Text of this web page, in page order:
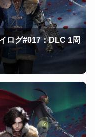
ログ#017：DLC 1周